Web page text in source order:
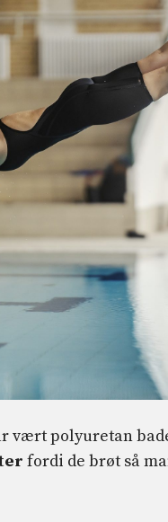
vært polyuretan
fordi de brøt så